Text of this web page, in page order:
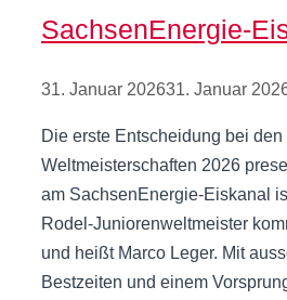
SachsenEnergie-
31. Januar 202631. Januar
Die erste Entscheidung bei den
Weltmeisterschaften 2026
am SachsenEnergie-Eiskanal
Rodel-Juniorenweltmeister
und heißt Marco Leger. Mit
Bestzeiten und einem